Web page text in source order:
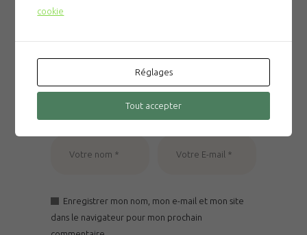
Enregistrer mon nom, mon e-mail et mon site
dans le navigateur pour mon prochain
cookie
Réglages
Tout accepter